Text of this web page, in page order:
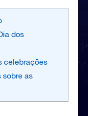
dos
celebrações
sobre as